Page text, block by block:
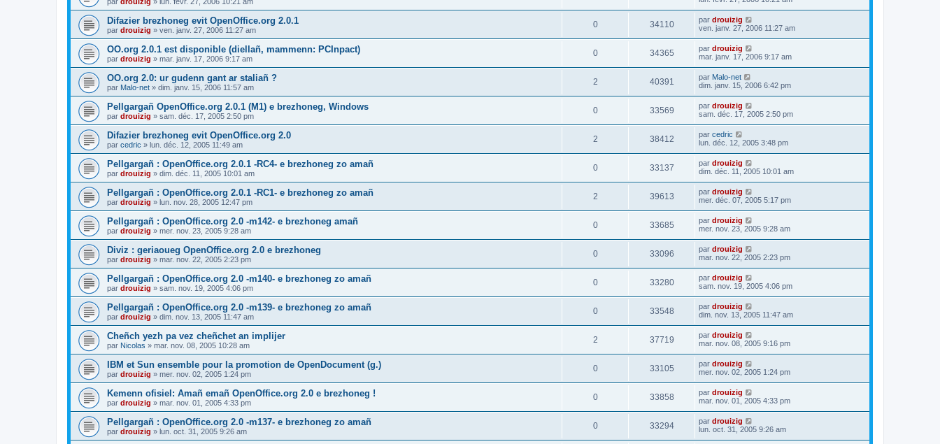
Difazier brezhoneg evit OpenOffice.org 2.0.1
par drouizig » ven. janv. 27, 2006 11:27 am
0 34110 par drouizig
ven. janv. 27, 2006 11:27 am
OO.org 2.0.1 est disponible (diellañ, mammenn: PCInpact)
par drouizig » mar. janv. 17, 2006 9:17 am
0 34365 par drouizig
mar. janv. 17, 2006 9:17 am
OO.org 2.0: ur gudenn gant ar staliañ ?
par Malo-net » dim. janv. 15, 2006 11:57 am
2 40391 par Malo-net
dim. janv. 15, 2006 6:42 pm
Pellgargañ OpenOffice.org 2.0.1 (M1) e brezhoneg, Windows
par drouizig » sam. déc. 17, 2005 2:50 pm
0 33569 par drouizig
sam. déc. 17, 2005 2:50 pm
Difazier brezhoneg evit OpenOffice.org 2.0
par cedric » lun. déc. 12, 2005 11:49 am
2 38412 par cedric
lun. déc. 12, 2005 3:48 pm
Pellgargañ : OpenOffice.org 2.0.1 -RC4- e brezhoneg zo amañ
par drouizig » dim. déc. 11, 2005 10:01 am
0 33137 par drouizig
dim. déc. 11, 2005 10:01 am
Pellgargañ : OpenOffice.org 2.0.1 -RC1- e brezhoneg zo amañ
par drouizig » lun. nov. 28, 2005 12:47 pm
2 39613 par drouizig
mer. déc. 07, 2005 5:17 pm
Pellgargañ : OpenOffice.org 2.0 -m142- e brezhoneg amañ
par drouizig » mer. nov. 23, 2005 9:28 am
0 33685 par drouizig
mer. nov. 23, 2005 9:28 am
Diviz : geriaoueg OpenOffice.org 2.0 e brezhoneg
par drouizig » mar. nov. 22, 2005 2:23 pm
0 33096 par drouizig
mar. nov. 22, 2005 2:23 pm
Pellgargañ : OpenOffice.org 2.0 -m140- e brezhoneg zo amañ
par drouizig » sam. nov. 19, 2005 4:06 pm
0 33280 par drouizig
sam. nov. 19, 2005 4:06 pm
Pellgargañ : OpenOffice.org 2.0 -m139- e brezhoneg zo amañ
par drouizig » dim. nov. 13, 2005 11:47 am
0 33548 par drouizig
dim. nov. 13, 2005 11:47 am
Cheñch yezh pa vez cheñchet an implijer
par Nicolas » mar. nov. 08, 2005 10:28 am
2 37719 par drouizig
mar. nov. 08, 2005 9:16 pm
IBM et Sun ensemble pour la promotion de OpenDocument (g.)
par drouizig » mer. nov. 02, 2005 1:24 pm
0 33105 par drouizig
mer. nov. 02, 2005 1:24 pm
Kemenn ofisiel: Amañ emañ OpenOffice.org 2.0 e brezhoneg !
par drouizig » mar. nov. 01, 2005 4:33 pm
0 33858 par drouizig
mar. nov. 01, 2005 4:33 pm
Pellgargañ : OpenOffice.org 2.0 -m137- e brezhoneg zo amañ
par drouizig » lun. oct. 31, 2005 9:26 am
0 33294 par drouizig
lun. oct. 31, 2005 9:26 am